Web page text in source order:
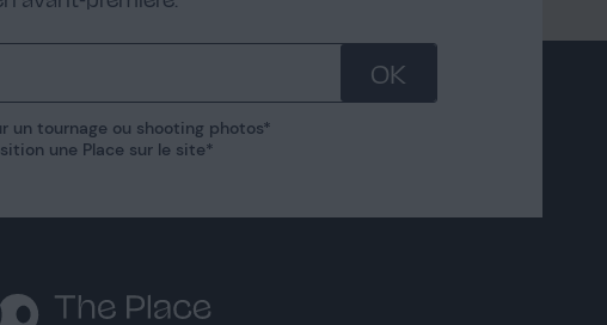
OK
un tournage ou shooting photos
une Place sur le site